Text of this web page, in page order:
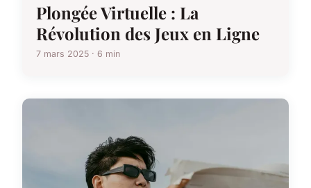
Plongée Virtuelle : La
Révolution des Jeux en Ligne
7 mars 2025 · 6 min